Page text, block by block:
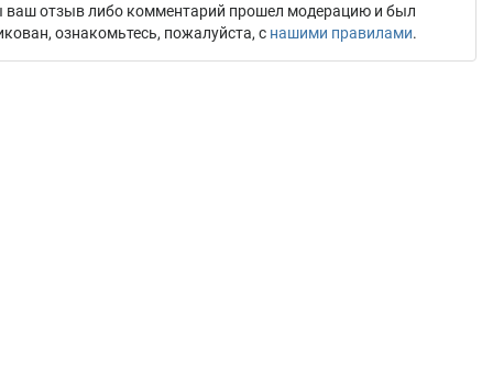
ваш отзыв либо комментарий прошел модерацию и был
ознакомьтесь, пожалуйста, с нашими правилами.